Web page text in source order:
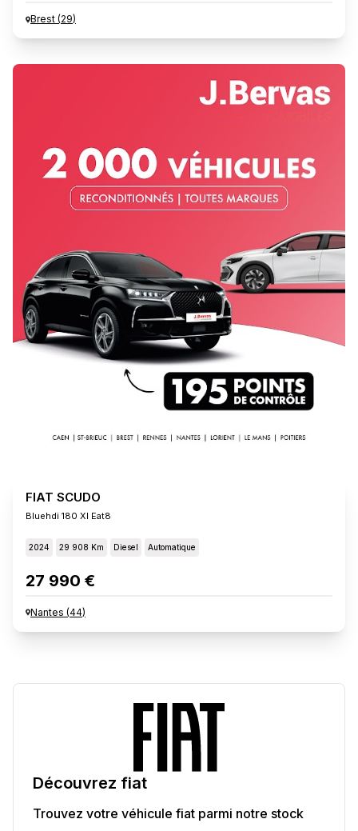
Brest (29)
FIAT SCUDO
Bluehdi 180 Xl Eat8
2024 29 908 Km Diesel Automatique
27 990 €
Nantes (44)
Découvrez fiat
Trouvez votre véhicule fiat parmi notre stock